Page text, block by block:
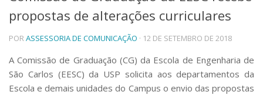
Telefones e Mapas
Pessoas
Ensino
Graduação
Pós-Graduação
Educação a distância
propostas de alterações curriculares
PORASSESSORIA DE COMUNICAÇÃO · 12 DE SETEMBRO DE 2018
A Comissão de Graduação (CG) da Escola de Engenharia de
São Carlos (EESC) da USP solicita aos departamentos da
Escola e demais unidades do Campus o envio das propostas